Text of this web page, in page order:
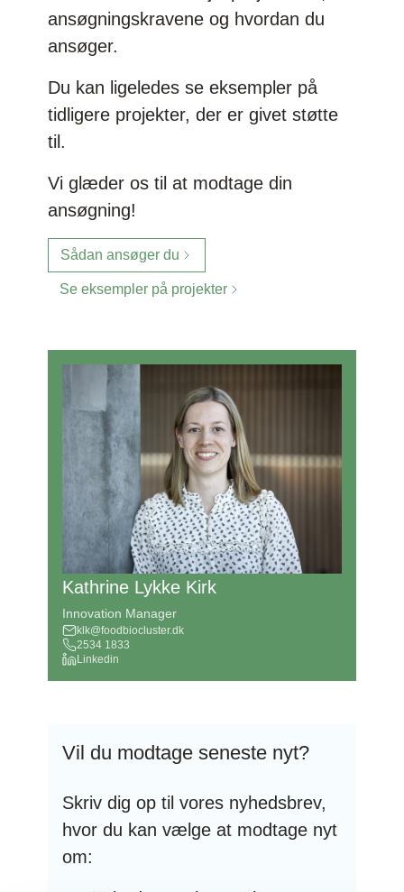
ansøgningskravene og hvordan du
ansøger.
Du kan ligeledes se eksempler på
tidligere projekter, der er givet støtte
til.
Vi glæder os til at modtage din
ansøgning!
Sådan ansøger du
Se eksempler på projekter
Kathrine Lykke Kirk
Innovation Manager
klk@foodbiocluster.dk
2534 1833
Linkedin
Vil du modtage seneste nyt?
Skriv dig op til vores nyhedsbrev,
hvor du kan vælge at modtage nyt
om: